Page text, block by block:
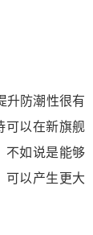
升防潮性很有
可以在新旗舰
不如说是能够
可以产生更大